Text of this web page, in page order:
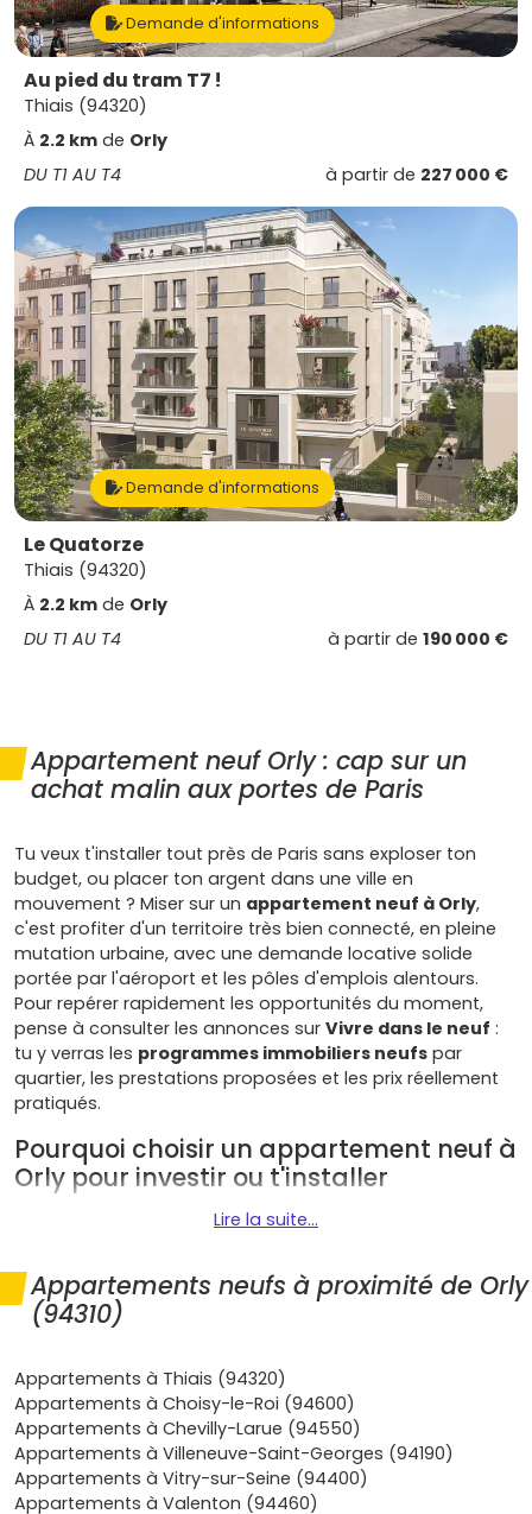
Demande d'informations
Au pied du tram T7 !
Thiais (94320)
À 2.2 km de Orly
DU T1 AU T4
à partir de 227 000 €
Demande d'informations
Le Quatorze
Thiais (94320)
À 2.2 km de Orly
DU T1 AU T4
à partir de 190 000 €
Appartement neuf Orly : cap sur un
achat malin aux portes de Paris
Tu veux t'installer tout près de Paris sans exploser ton
budget, ou placer ton argent dans une ville en
mouvement ? Miser sur un appartement neuf à Orly,
c'est profiter d'un territoire très bien connecté, en pleine
mutation urbaine, avec une demande locative solide
portée par l'aéroport et les pôles d'emplois alentours.
Pour repérer rapidement les opportunités du moment,
pense à consulter les annonces sur Vivre dans le neuf :
tu y verras les programmes immobiliers neufs par
quartier, les prestations proposées et les prix réellement
pratiqués.
Pourquoi choisir un appartement neuf à
Orly pour investir ou t'installer
Orly présente de nombreux atouts qui en font une
Mobilité XXL: RERC(gares Orly-VilleetLes Saules),
tram T7
Grand Paris Expressrenforce l'attractivité, autant
pour l'habitat que pour la revente.
Emplois à proximité : bassin d'emplois de
d'Orly,MIN de Rungis, zones d'activités deThiais
Rungis. Résultat : unedemande locative soutenue
et des taux d'occupation intéressants pour un
Lire la suite...
Appartements neufs à proximité de Orly
(94310)
Appartements à Thiais (94320)
Appartements à Choisy-le-Roi (94600)
Appartements à Chevilly-Larue (94550)
Appartements à Villeneuve-Saint-Georges (94190)
Appartements à Vitry-sur-Seine (94400)
Appartements à Valenton (94460)